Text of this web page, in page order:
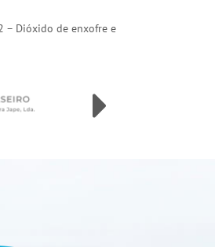
– Dióxido de enxofre e